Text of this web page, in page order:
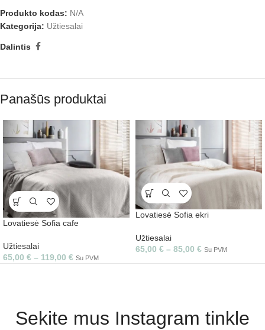
Produkto kodas: N/A
Kategorija: Užtiesalai
Dalintis
Panašūs produktai
Lovatiesė Sofia cafe
Užtiesalai
65,00 € – 119,00 € Su PVM
Lovatiesė Sofia ekri
Užtiesalai
65,00 € – 85,00 € Su PVM
Sekite mus Instagram tinkle